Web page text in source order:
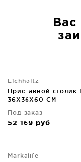
Eichholtz
Приставной столик
36X36X60 CM
Под заказ
52 169 руб
Markalife